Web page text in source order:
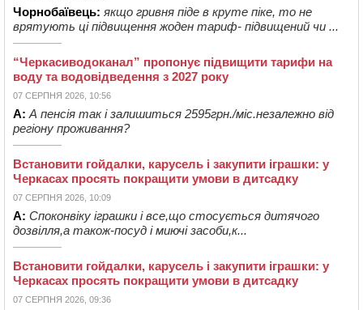
Чорнобаївець: якщо гривня піде в круте піке, то не
врятують ці підвищення жоден тариф- підвищений чи ...
“Черкасиводоканал” пропонує підвищити тарифи на
воду та водовідведення з 2027 року
07 СЕРПНЯ 2026, 10:56
А: А пенсія так і залишиться 2595грн./міс.незалежно від
регіону проживання?
Встановити гойдалки, карусель і закупити іграшки: у
Черкасах просять покращити умови в дитсадку
07 СЕРПНЯ 2026, 10:09
А: Споконвіку іграшки і все,що стосується дитячого
дозвілля,а також-посуд і миючі засоби,к...
Встановити гойдалки, карусель і закупити іграшки: у
Черкасах просять покращити умови в дитсадку
07 СЕРПНЯ 2026, 09:36